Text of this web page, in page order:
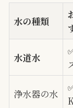
水の種類
水道水
浄水器の水